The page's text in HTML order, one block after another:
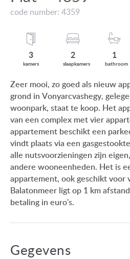
code number: 4359
3
kamers
2
slaapkamers
1
bathroom
Zeer mooi, zo goed als nieuw
grond in Vonyarcvashegy,
woonpark, staat te koop. Het
van een complex met vier
appartement beschikt een
vindt plaats via een
alle nutsvoorzieningen zijn
andere wooneenheden. Het is
appartement, ook geschikt voor
Balatonmeer ligt op 1 km
betaling in euro's.
Gegevens
VIEW ON LAKE
NEAR THE
SWIMMING-
MANSION WITH
FAMILY HOUSE IN
ONZE
HU DE